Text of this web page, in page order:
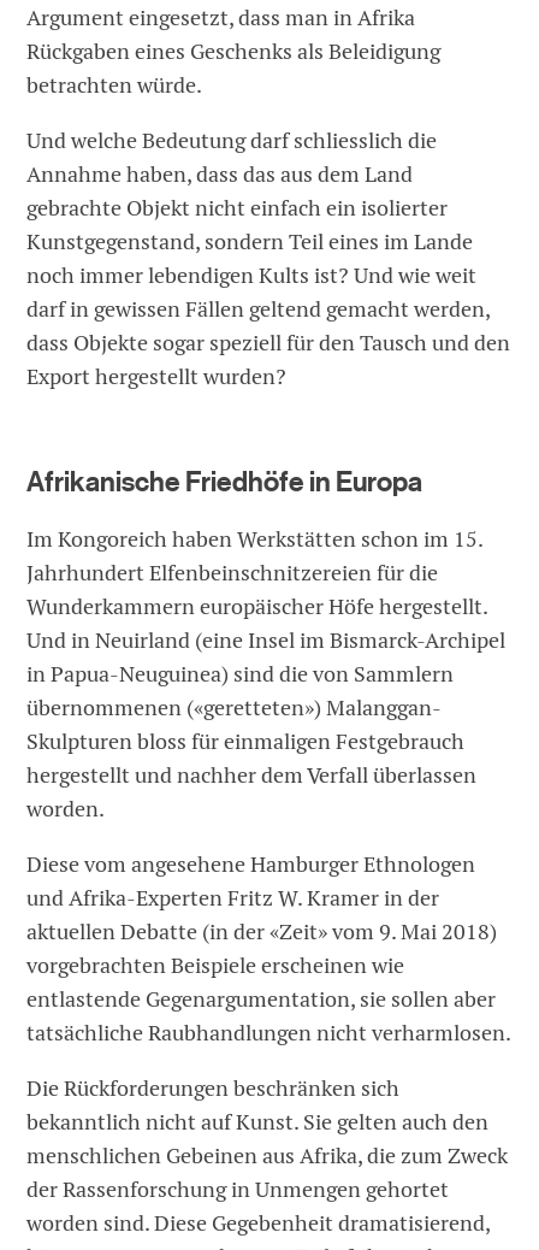
Argument eingesetzt, dass man in Afrika
Rückgaben eines Geschenks als Beleidigung
betrachten würde.
Und welche Bedeutung darf schliesslich die
Annahme haben, dass das aus dem Land
gebrachte Objekt nicht einfach ein isolierter
Kunstgegenstand, sondern Teil eines im Lande
noch immer lebendigen Kults ist? Und wie weit
darf in gewissen Fällen geltend gemacht werden,
dass Objekte sogar speziell für den Tausch und den
Export hergestellt wurden?
Afrikanische Friedhöfe in Europa
Im Kongoreich haben Werkstätten schon im 15.
Jahrhundert Elfenbeinschnitzereien für die
Wunderkammern europäischer Höfe hergestellt.
Und in Neuirland (eine Insel im Bismarck-Archipel
in Papua-Neuguinea) sind die von Sammlern
übernommenen («geretteten») Malanggan-
Skulpturen bloss für einmaligen Festgebrauch
hergestellt und nachher dem Verfall überlassen
worden.
Diese vom angesehene Hamburger Ethnologen
und Afrika-Experten Fritz W. Kramer in der
aktuellen Debatte (in der «Zeit» vom 9. Mai 2018)
vorgebrachten Beispiele erscheinen wie
entlastende Gegenargumentation, sie sollen aber
tatsächliche Raubhandlungen nicht verharmlosen.
Die Rückforderungen beschränken sich
bekanntlich nicht auf Kunst. Sie gelten auch den
menschlichen Gebeinen aus Afrika, die zum Zweck
der Rassenforschung in Unmengen gehortet
worden sind. Diese Gegebenheit dramatisierend,